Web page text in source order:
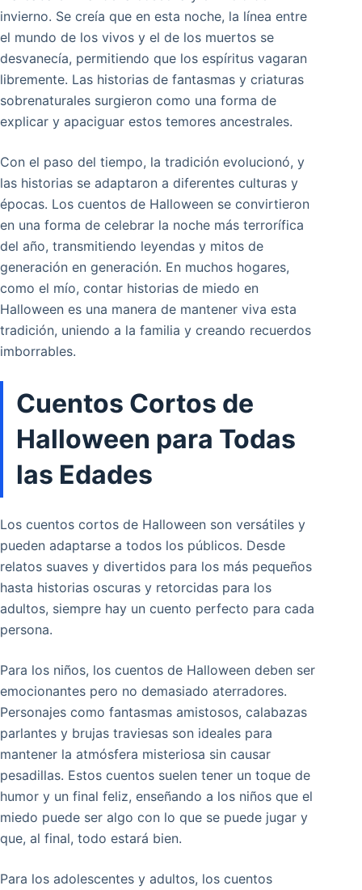
invierno. Se creía que en esta noche, la línea entre
el mundo de los vivos y el de los muertos se
desvanecía, permitiendo que los espíritus vagaran
libremente. Las historias de fantasmas y criaturas
sobrenaturales surgieron como una forma de
explicar y apaciguar estos temores ancestrales.
Con el paso del tiempo, la tradición evolucionó, y
las historias se adaptaron a diferentes culturas y
épocas. Los cuentos de Halloween se convirtieron
en una forma de celebrar la noche más terrorífica
del año, transmitiendo leyendas y mitos de
generación en generación. En muchos hogares,
como el mío, contar historias de miedo en
Halloween es una manera de mantener viva esta
tradición, uniendo a la familia y creando recuerdos
imborrables.
Cuentos Cortos de
Halloween para Todas
las Edades
Los cuentos cortos de Halloween son versátiles y
pueden adaptarse a todos los públicos. Desde
relatos suaves y divertidos para los más pequeños
hasta historias oscuras y retorcidas para los
adultos, siempre hay un cuento perfecto para cada
persona.
Para los niños, los cuentos de Halloween deben ser
emocionantes pero no demasiado aterradores.
Personajes como fantasmas amistosos, calabazas
parlantes y brujas traviesas son ideales para
mantener la atmósfera misteriosa sin causar
pesadillas. Estos cuentos suelen tener un toque de
humor y un final feliz, enseñando a los niños que el
miedo puede ser algo con lo que se puede jugar y
que, al final, todo estará bien.
Para los adolescentes y adultos, los cuentos